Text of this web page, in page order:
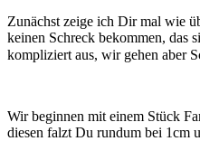
Zunächst zeige ich Dir mal wie
keinen Schreck bekommen, das
kompliziert aus, wir gehen aber
Wir beginnen mit einem Stück
diesen falzt Du rundum bei 1cm